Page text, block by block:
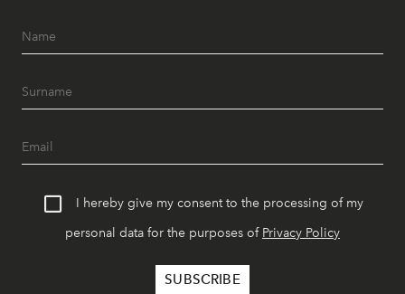
I hereby give my consent to the processing of my
personal data for the purposes of Privacy Policy